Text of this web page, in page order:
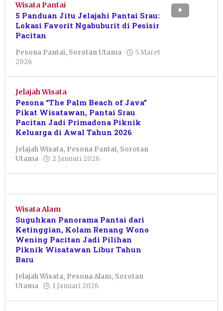
Wisata Pantai
5 Panduan Jitu Jelajahi Pantai Srau:
Lokasi Favorit Ngabuburit di Pesisir
Pacitan
Pesona Pantai, Sorotan Utama
5 Maret
2026
Zahra
Irnanda
Putri
Jelajah Wisata
Pesona “The Palm Beach of Java”
Pikat Wisatawan, Pantai Srau
Pacitan Jadi Primadona Piknik
Keluarga di Awal Tahun 2026
Jelajah Wisata, Pesona Pantai, Sorotan
Utama
2 Januari 2026
Assyahidah
Wisata Alam
Suguhkan Panorama Pantai dari
Ketinggian, Kolam Renang Wono
Wening Pacitan Jadi Pilihan
Piknik Wisatawan Libur Tahun
Baru
Jelajah Wisata, Pesona Alam, Sorotan
Utama
1 Januari 2026
Zetha